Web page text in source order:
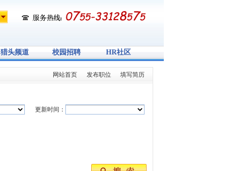
猎头频道 校园招聘 HR社区
网站首页 发布职位 填写简历
更新时间：